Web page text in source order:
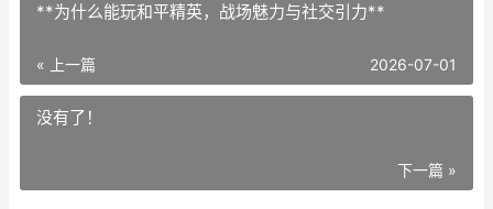
**为什么能玩和平精英，战场魅力与社交引力**
« 上一篇 2026-07-01
没有了！
下一篇 »